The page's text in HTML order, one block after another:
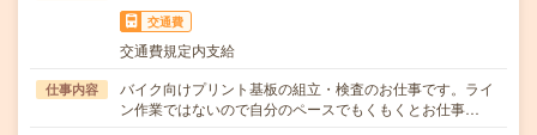
交通費
交通費規定内支給
仕事内容
バイク向けプリント基板の組立・検査のお仕事です。ライ
ン作業ではないので自分のペースでもくもくとお仕事…